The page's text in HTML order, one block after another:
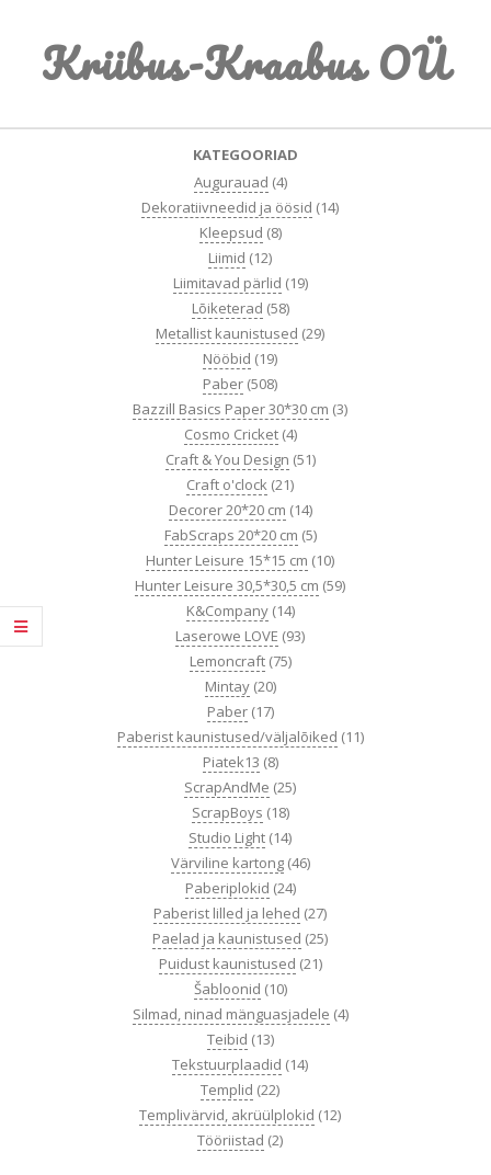
contentKriibus-Kraabus OÜ
KATEGOORIAD
Augurauad (4)
Dekoratiivneedid ja öösid (14)
Kleepsud (8)
Liimid (12)
Liimitavad pärlid (19)
Lõiketerad (58)
Metallist kaunistused (29)
Nööbid (19)
Paber (508)
Bazzill Basics Paper 30*30 cm (3)
Cosmo Cricket (4)
Craft & You Design (51)
Craft o'clock (21)
Decorer 20*20 cm (14)
FabScraps 20*20 cm (5)
Hunter Leisure 15*15 cm (10)
Hunter Leisure 30,5*30,5 cm (59)
K&Company (14)
Laserowe LOVE (93)
Lemoncraft (75)
Mintay (20)
Paber (17)
Paberist kaunistused/väljalõiked (11)
Piatek13 (8)
ScrapAndMe (25)
ScrapBoys (18)
Studio Light (14)
Värviline kartong (46)
Paberiplokid (24)
Paberist lilled ja lehed (27)
Paelad ja kaunistused (25)
Puidust kaunistused (21)
Šabloonid (10)
Silmad, ninad mänguasjadele (4)
Teibid (13)
Tekstuurplaadid (14)
Templid (22)
Templivärvid, akrüülplokid (12)
Tööriistad (2)